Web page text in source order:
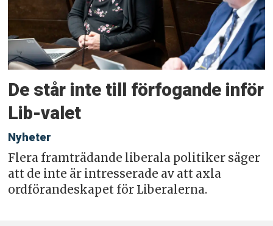
De står inte till förfogande inför
Lib-valet
Nyheter
Flera framträdande liberala politiker säger
att de inte är intresserade av att axla
ordförandeskapet för Liberalerna.